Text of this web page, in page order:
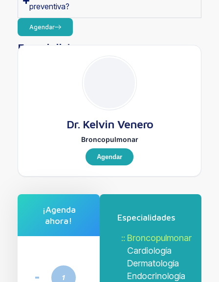
preventiva?
Agendar
Especialistas
Dr. Kelvin Venero
Broncopulmonar
Agendar
¡Agenda
ahora!
Especialidades
Broncopulmonar
Cardiología
Dermatología
Endocrinología